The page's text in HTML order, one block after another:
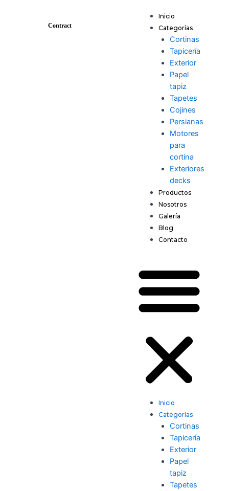
Contract
Inicio
Categorías
Cortinas
Tapicería
Exterior
Papel
tapiz
Tapetes
Cojines
Persianas
Motores
para
cortina
Exteriores
decks
Productos
Nosotros
Galería
Blog
Contacto
Inicio
Categorías
Cortinas
Tapicería
Exterior
Papel
tapiz
Tapetes